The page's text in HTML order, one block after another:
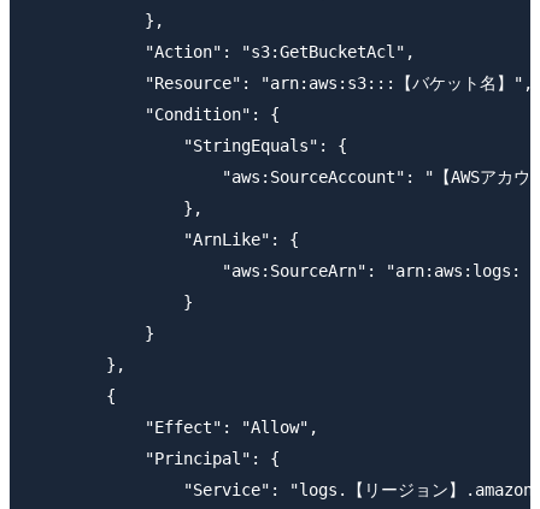
            },
            "Action": "s3:GetBucketAcl",
            "Resource": "arn:aws:s3:::【バケット名】",
            "Condition": {
                "StringEquals": {
"aws:SourceAccount": "【AWSアカウ
                },
                "ArnLike": {
"aws:SourceArn": "arn:aws:logs:【
                }
            }
        },
        {
            "Effect": "Allow",
            "Principal": {
"Service": "logs.【リージョン】